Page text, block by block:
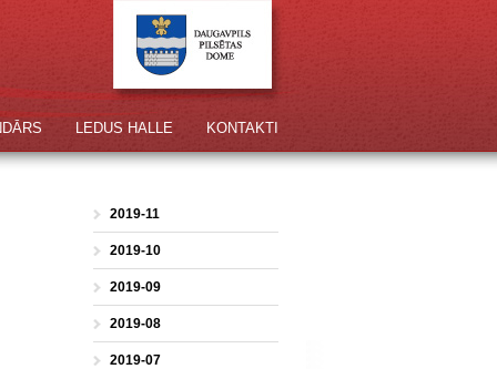
KONTAKTI
LEDUS HALLE
2019-11
2019-10
2019-09
2019-08
2019-07